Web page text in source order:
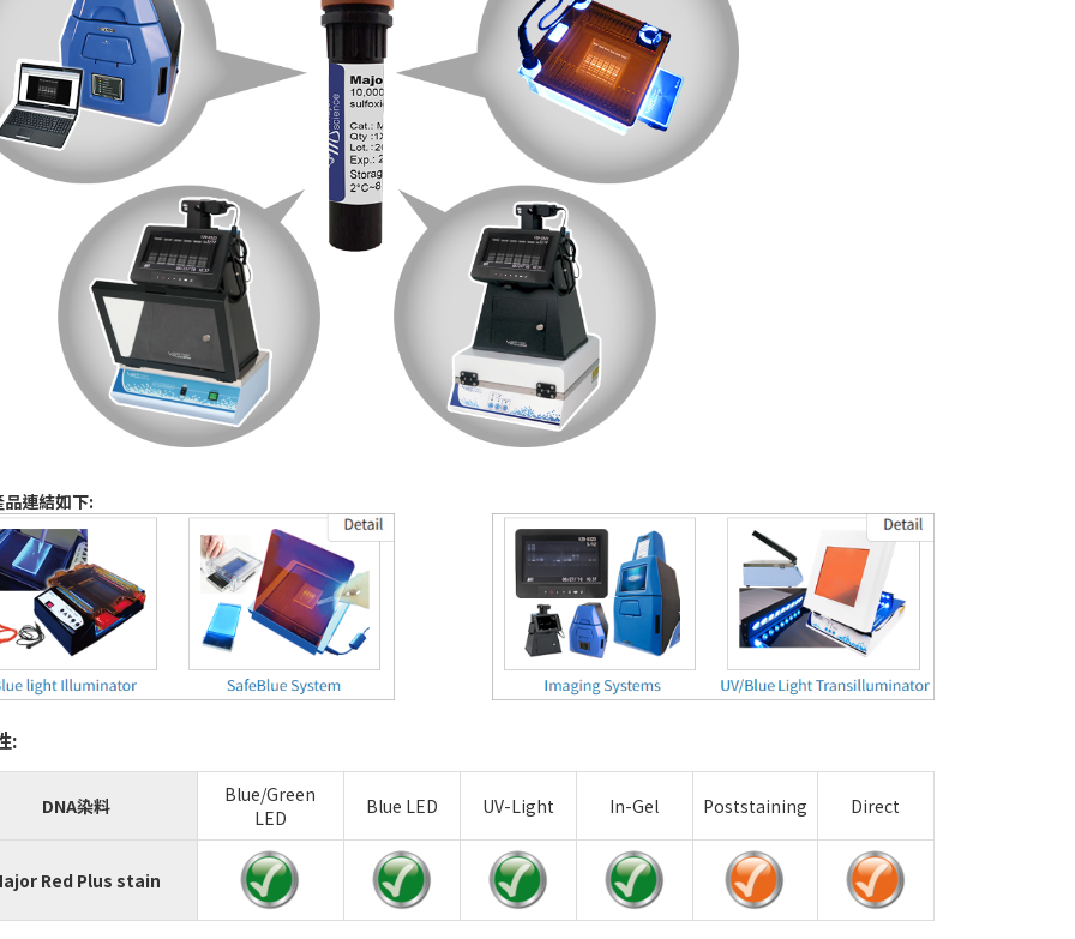
連結如下:
:
DNA染料
Blue/Green
LED
Blue LED UV-Light In-Gel Poststaining Direct
Red Plus stain